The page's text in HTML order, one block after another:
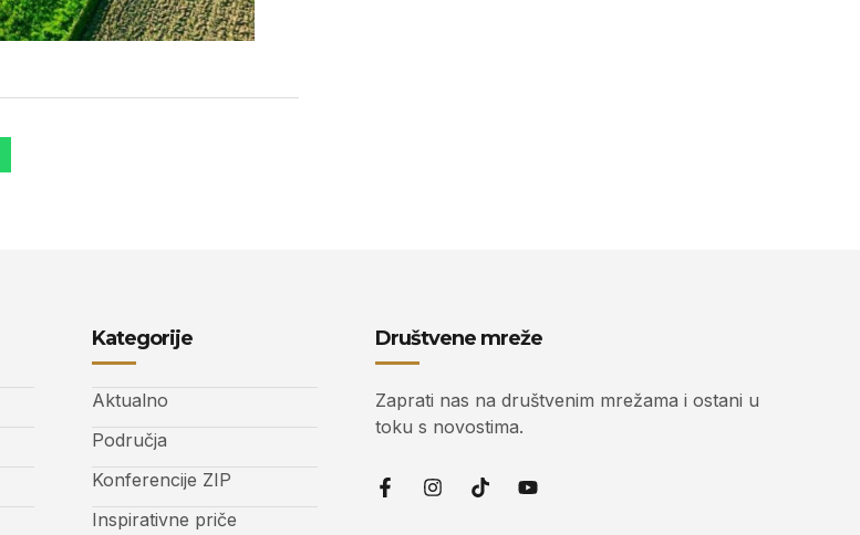
Kategorije
Aktualno
Područja
Konferencije ZIP
Inspirativne priče
Društvene mreže
Zaprati nas na društvenim mrežama i ostani u
toku s novostima.